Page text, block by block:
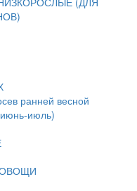
ранней весной
июль)